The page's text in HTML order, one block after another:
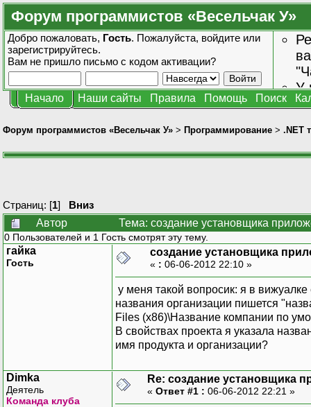
Форум программистов «Весельчак У»
Добро пожаловать, Гость. Пожалуйста, войдите или
зарегистрируйтесь.
Вам не пришло письмо с кодом активации?
У
Начало Наши сайты Правила Помощь Поиск
Форум программистов «Весельчак У» > Программирование > .NET
Страниц: [1] Вниз
Автор
Тема: создание установщика
0 Пользователей и 1 Гость смотрят эту тему.
гайка
Гость
создание установщика
« : 06-06-2012 22:10 »
у меня такой вопросик: я в
названия организации пишется
Files (x86)\Название компании по
В свойствах проекта я указала
имя продукта и организации?
Dimka
Деятель
Команда клуба
Re: создание установщика
« Ответ #1 : 06-06-2012 22:21 »